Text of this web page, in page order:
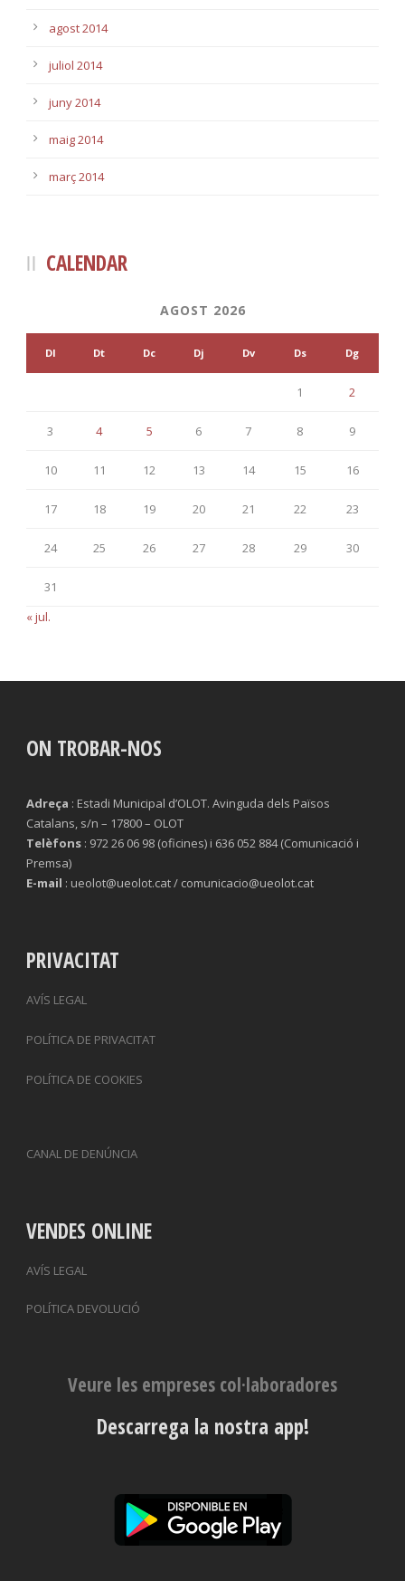
agost 2014
juliol 2014
juny 2014
maig 2014
març 2014
CALENDAR
AGOST 2026
Dl Dt Dc Dj Dv Ds Dg
1 2
3 4 5 6 7 8 9
10 11 12 13 14 15 16
17 18 19 20 21 22 23
24 25 26 27 28 29 30
31
« jul.
ON TROBAR-NOS
Adreça : Estadi Municipal d’OLOT. Avinguda dels Països
Catalans, s/n – 17800 – OLOT
Telèfons : 972 26 06 98 (oficines) i 636 052 884 (Comunicació i
Premsa)
E-mail : ueolot@ueolot.cat / comunicacio@ueolot.cat
PRIVACITAT
AVÍS LEGAL
POLÍTICA DE PRIVACITAT
POLÍTICA DE COOKIES
CANAL DE DENÚNCIA
VENDES ONLINE
AVÍS LEGAL
POLÍTICA DEVOLUCIÓ
Veure les empreses col·laboradores
Descarrega la nostra app!